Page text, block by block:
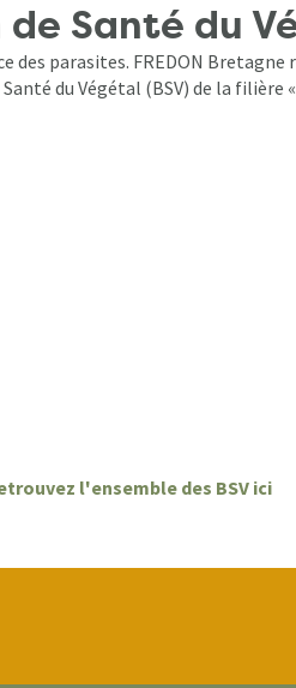
Santé du
parasites. FREDON
du Végétal (BSV) de la filière
l'ensemble des BSV ici